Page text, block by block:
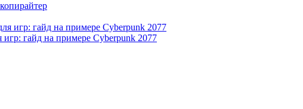
гайд на примере Cyberpunk 2077